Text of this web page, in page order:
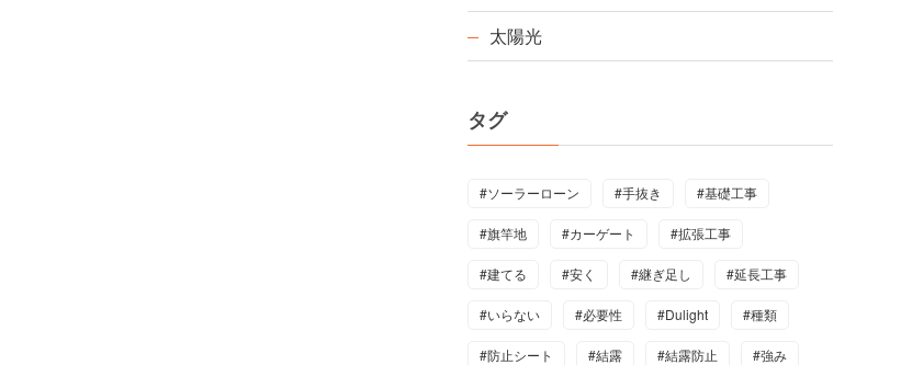
太陽光
タグ
#ソーラーローン #手抜き #基礎工事
#旗竿地 #カーゲート #拡張工事
#建てる #安く #継ぎ足し #延長工事
#いらない #必要性 #Dulight #種類
#防止シート #結露 #結露防止 #強み